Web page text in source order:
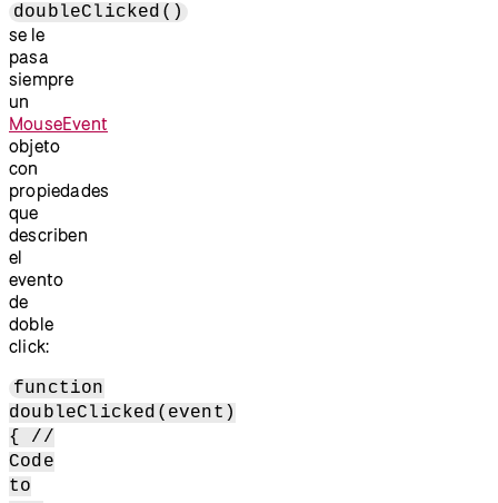
doubleClicked()
se le
pasa
siempre
un
MouseEvent
objeto
con
propiedades
que
describen
el
evento
de
doble
click:
function
doubleClicked(event)
{ //
Code
to